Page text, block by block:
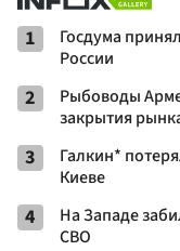
1
Госдума
России
2
Рыбоводы
закрытия
3
Галкин*
Киеве
4
На Западе
СВО